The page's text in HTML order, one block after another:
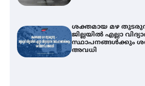
ശക്തമായ മഴ
ജില്ലയിൽ എല്ലാ
സ്ഥാപനങ്ങൾക്കും
അവധി